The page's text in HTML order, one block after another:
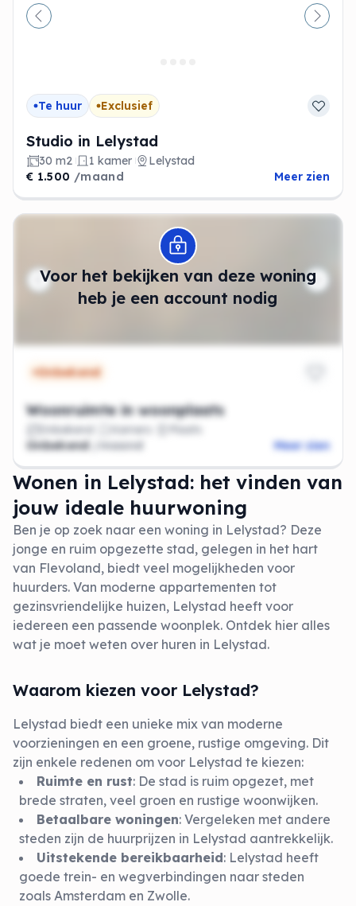
Vorige
Te huur Exclusief
Studio in Lelystad
30 m2 1 kamer
Lelystad
€ 1.500 /maand Meer zien
Voor het bekijken van deze woning
heb je een account nodig
Modal openen
Onbekend
Woonruimte in woonplaats
Onbekend Kamers
Plaats
Onbekend
/maand Meer zien
Wonen in Lelystad: het vinden van
jouw ideale huurwoning
Ben je op zoek naar een woning in Lelystad? Deze
jonge en ruim opgezette stad, gelegen in het hart
van Flevoland, biedt veel mogelijkheden voor
huurders. Van moderne appartementen tot
gezinsvriendelijke huizen, Lelystad heeft voor
iedereen een passende woonplek. Ontdek hier alles
wat je moet weten over huren in Lelystad.
Waarom kiezen voor Lelystad?
Lelystad biedt een unieke mix van moderne
voorzieningen en een groene, rustige omgeving. Dit
zijn enkele redenen om voor Lelystad te kiezen:
Ruimte en rust: De stad is ruim opgezet, met
brede straten, veel groen en rustige woonwijken.
Betaalbare woningen: Vergeleken met andere
steden zijn de huurprijzen in Lelystad aantrekkelijk.
Uitstekende bereikbaarheid: Lelystad heeft
goede trein- en wegverbindingen naar steden
zoals Amsterdam en Zwolle.